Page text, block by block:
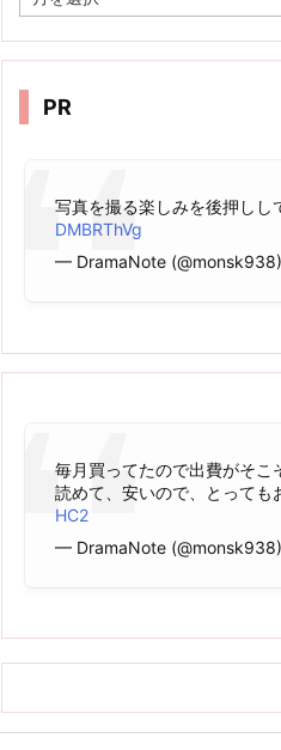
ー
イ
PR
写真を撮る楽しみを後押しし
DMBRThVg
— DramaNote (@monsk938)
毎月買ってたので出費がそこ
読めて、安いので、とっても
HC2
— DramaNote (@monsk938)